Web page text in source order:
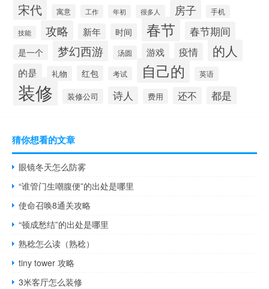
宋代 寓意 工作 年初 很多人 房子 手机
技能 攻略 新年 时间 春节 春节期间
是一个 梦幻西游 汤圆 游戏 疫情 的人
的是 礼物 红包 考试 自己的 英语
装修 装修公司 诗人 费用 还不 都是
猜你想看的文章
眼镜冬天怎么防雾
“谁管门生嘲腹便”的出处是哪里
使命召唤8通关攻略
“顿成愁结”的出处是哪里
熟稔怎么读（熟稔）
tiny tower 攻略
3米客厅怎么装修